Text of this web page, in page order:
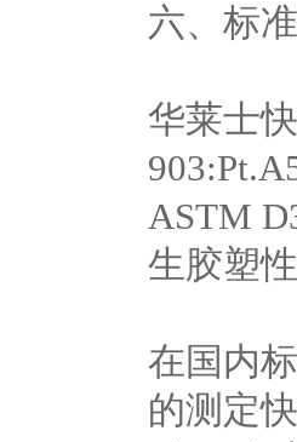
六、标
华莱士
ASTM
生胶塑
在国内
的测定